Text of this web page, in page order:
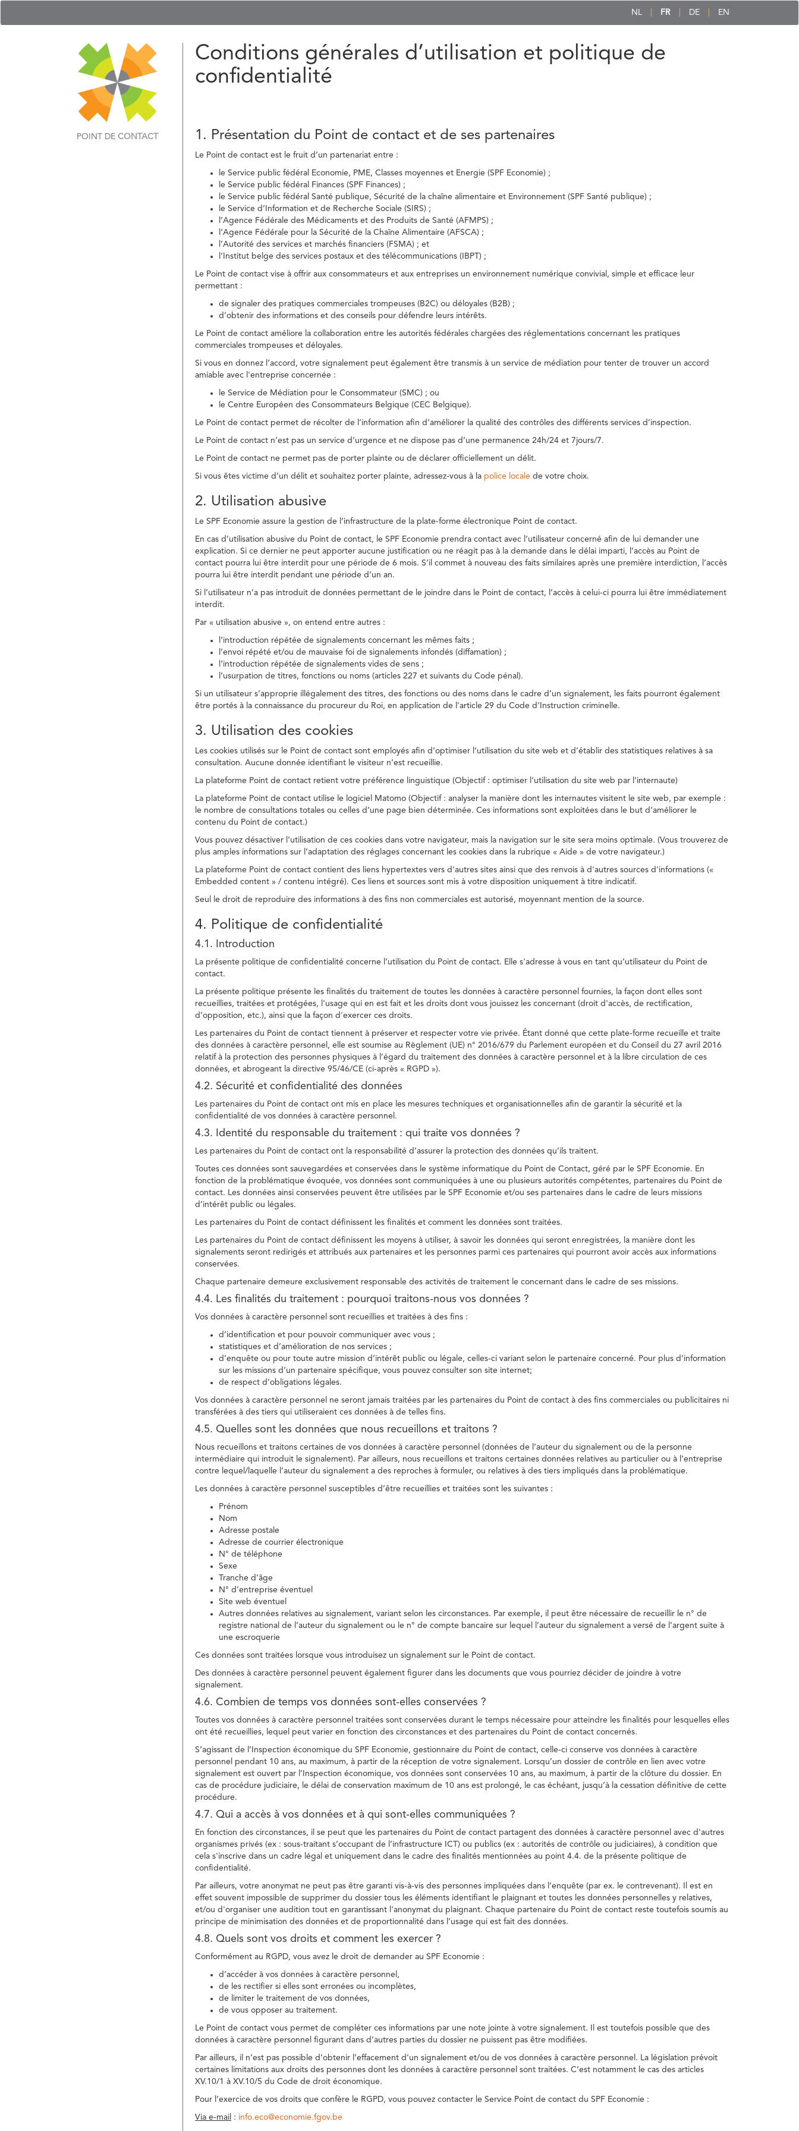
NL FR DE EN
POINT DE CONTACT
Conditions générales d’utilisation et politique de
confidentialité
1. Présentation du Point de contact et de ses partenaires
Le Point de contact est le fruit d’un partenariat entre :
le Service public fédéral Economie, PME, Classes moyennes et Energie (SPF Economie) ;
le Service public fédéral Finances (SPF Finances) ;
le Service public fédéral Santé publique, Sécurité de la chaîne alimentaire et Environnement (SPF Santé publique) ;
le Service d’Information et de Recherche Sociale (SIRS) ;
l’Agence Fédérale des Médicaments et des Produits de Santé (AFMPS) ;
l’Agence Fédérale pour la Sécurité de la Chaîne Alimentaire (AFSCA) ;
l’Autorité des services et marchés financiers (FSMA) ; et
l’Institut belge des services postaux et des télécommunications (IBPT) ;
Le Point de contact vise à offrir aux consommateurs et aux entreprises un environnement numérique convivial, simple et efficace leur
permettant :
de signaler des pratiques commerciales trompeuses (B2C) ou déloyales (B2B) ;
d’obtenir des informations et des conseils pour défendre leurs intérêts.
Le Point de contact améliore la collaboration entre les autorités fédérales chargées des réglementations concernant les pratiques
commerciales trompeuses et déloyales.
Si vous en donnez l’accord, votre signalement peut également être transmis à un service de médiation pour tenter de trouver un accord
amiable avec l'entreprise concernée :
le Service de Médiation pour le Consommateur (SMC) ; ou
le Centre Européen des Consommateurs Belgique (CEC Belgique).
Le Point de contact permet de récolter de l’information afin d’améliorer la qualité des contrôles des différents services d’inspection.
Le Point de contact n’est pas un service d’urgence et ne dispose pas d’une permanence 24h/24 et 7jours/7.
Le Point de contact ne permet pas de porter plainte ou de déclarer officiellement un délit.
Si vous êtes victime d’un délit et souhaitez porter plainte, adressez-vous à la police locale de votre choix.
2. Utilisation abusive
Le SPF Economie assure la gestion de l’infrastructure de la plate-forme électronique Point de contact.
En cas d’utilisation abusive du Point de contact, le SPF Economie prendra contact avec l’utilisateur concerné afin de lui demander une
explication. Si ce dernier ne peut apporter aucune justification ou ne réagit pas à la demande dans le délai imparti, l’accès au Point de
contact pourra lui être interdit pour une période de 6 mois. S’il commet à nouveau des faits similaires après une première interdiction, l’accès
pourra lui être interdit pendant une période d’un an.
Si l’utilisateur n’a pas introduit de données permettant de le joindre dans le Point de contact, l’accès à celui-ci pourra lui être immédiatement
interdit.
Par « utilisation abusive », on entend entre autres :
l’introduction répétée de signalements concernant les mêmes faits ;
l’envoi répété et/ou de mauvaise foi de signalements infondés (diffamation) ;
l’introduction répétée de signalements vides de sens ;
l’usurpation de titres, fonctions ou noms (articles 227 et suivants du Code pénal).
Si un utilisateur s’approprie illégalement des titres, des fonctions ou des noms dans le cadre d’un signalement, les faits pourront également
être portés à la connaissance du procureur du Roi, en application de l’article 29 du Code d’Instruction criminelle.
3. Utilisation des cookies
Les cookies utilisés sur le Point de contact sont employés afin d’optimiser l’utilisation du site web et d’établir des statistiques relatives à sa
consultation. Aucune donnée identifiant le visiteur n’est recueillie.
La plateforme Point de contact retient votre préférence linguistique (Objectif : optimiser l’utilisation du site web par l’internaute)
La plateforme Point de contact utilise le logiciel Matomo (Objectif : analyser la manière dont les internautes visitent le site web, par exemple :
le nombre de consultations totales ou celles d’une page bien déterminée. Ces informations sont exploitées dans le but d’améliorer le
contenu du Point de contact.)
Vous pouvez désactiver l’utilisation de ces cookies dans votre navigateur, mais la navigation sur le site sera moins optimale. (Vous trouverez de
plus amples informations sur l’adaptation des réglages concernant les cookies dans la rubrique « Aide » de votre navigateur.)
La plateforme Point de contact contient des liens hypertextes vers d'autres sites ainsi que des renvois à d'autres sources d'informations («
Embedded content » / contenu intégré). Ces liens et sources sont mis à votre disposition uniquement à titre indicatif.
Seul le droit de reproduire des informations à des fins non commerciales est autorisé, moyennant mention de la source.
4. Politique de confidentialité
4.1. Introduction
La présente politique de confidentialité concerne l’utilisation du Point de contact. Elle s'adresse à vous en tant qu’utilisateur du Point de
contact.
La présente politique présente les finalités du traitement de toutes les données à caractère personnel fournies, la façon dont elles sont
recueillies, traitées et protégées, l'usage qui en est fait et les droits dont vous jouissez les concernant (droit d'accès, de rectification,
d’opposition, etc.), ainsi que la façon d'exercer ces droits.
Les partenaires du Point de contact tiennent à préserver et respecter votre vie privée. Étant donné que cette plate-forme recueille et traite
des données à caractère personnel, elle est soumise au Règlement (UE) n° 2016/679 du Parlement européen et du Conseil du 27 avril 2016
relatif à la protection des personnes physiques à l’égard du traitement des données à caractère personnel et à la libre circulation de ces
données, et abrogeant la directive 95/46/CE (ci-après « RGPD »).
4.2. Sécurité et confidentialité des données
Les partenaires du Point de contact ont mis en place les mesures techniques et organisationnelles afin de garantir la sécurité et la
confidentialité de vos données à caractère personnel.
4.3. Identité du responsable du traitement : qui traite vos données ?
Les partenaires du Point de contact ont la responsabilité d’assurer la protection des données qu’ils traitent.
Toutes ces données sont sauvegardées et conservées dans le système informatique du Point de Contact, géré par le SPF Economie. En
fonction de la problématique évoquée, vos données sont communiquées à une ou plusieurs autorités compétentes, partenaires du Point de
contact. Les données ainsi conservées peuvent être utilisées par le SPF Economie et/ou ses partenaires dans le cadre de leurs missions
d’intérêt public ou légales.
Les partenaires du Point de contact définissent les finalités et comment les données sont traitées.
Les partenaires du Point de contact définissent les moyens à utiliser, à savoir les données qui seront enregistrées, la manière dont les
signalements seront redirigés et attribués aux partenaires et les personnes parmi ces partenaires qui pourront avoir accès aux informations
conservées.
Chaque partenaire demeure exclusivement responsable des activités de traitement le concernant dans le cadre de ses missions.
4.4. Les finalités du traitement : pourquoi traitons-nous vos données ?
Vos données à caractère personnel sont recueillies et traitées à des fins :
d’identification et pour pouvoir communiquer avec vous ;
statistiques et d’amélioration de nos services ;
d’enquête ou pour toute autre mission d’intérêt public ou légale, celles-ci variant selon le partenaire concerné. Pour plus d’information
sur les missions d’un partenaire spécifique, vous pouvez consulter son site internet;
de respect d’obligations légales.
Vos données à caractère personnel ne seront jamais traitées par les partenaires du Point de contact à des fins commerciales ou publicitaires ni
transférées à des tiers qui utiliseraient ces données à de telles fins.
4.5. Quelles sont les données que nous recueillons et traitons ?
Nous recueillons et traitons certaines de vos données à caractère personnel (données de l’auteur du signalement ou de la personne
intermédiaire qui introduit le signalement). Par ailleurs, nous recueillons et traitons certaines données relatives au particulier ou à l’entreprise
contre lequel/laquelle l’auteur du signalement a des reproches à formuler, ou relatives à des tiers impliqués dans la problématique.
Les données à caractère personnel susceptibles d’être recueillies et traitées sont les suivantes :
Prénom
Nom
Adresse postale
Adresse de courrier électronique
N° de téléphone
Sexe
Tranche d’âge
N° d’entreprise éventuel
Site web éventuel
Autres données relatives au signalement, variant selon les circonstances. Par exemple, il peut être nécessaire de recueillir le n° de
registre national de l’auteur du signalement ou le n° de compte bancaire sur lequel l’auteur du signalement a versé de l’argent suite à
une escroquerie
Ces données sont traitées lorsque vous introduisez un signalement sur le Point de contact.
Des données à caractère personnel peuvent également figurer dans les documents que vous pourriez décider de joindre à votre
signalement.
4.6. Combien de temps vos données sont-elles conservées ?
Toutes vos données à caractère personnel traitées sont conservées durant le temps nécessaire pour atteindre les finalités pour lesquelles elles
ont été recueillies, lequel peut varier en fonction des circonstances et des partenaires du Point de contact concernés.
S’agissant de l’Inspection économique du SPF Economie, gestionnaire du Point de contact, celle-ci conserve vos données à caractère
personnel pendant 10 ans, au maximum, à partir de la réception de votre signalement. Lorsqu’un dossier de contrôle en lien avec votre
signalement est ouvert par l’Inspection économique, vos données sont conservées 10 ans, au maximum, à partir de la clôture du dossier. En
cas de procédure judiciaire, le délai de conservation maximum de 10 ans est prolongé, le cas échéant, jusqu’à la cessation définitive de cette
procédure.
4.7. Qui a accès à vos données et à qui sont-elles communiquées ?
En fonction des circonstances, il se peut que les partenaires du Point de contact partagent des données à caractère personnel avec d'autres
organismes privés (ex : sous-traitant s’occupant de l’infrastructure ICT) ou publics (ex : autorités de contrôle ou judiciaires), à condition que
cela s'inscrive dans un cadre légal et uniquement dans le cadre des finalités mentionnées au point 4.4. de la présente politique de
confidentialité.
Par ailleurs, votre anonymat ne peut pas être garanti vis-à-vis des personnes impliquées dans l’enquête (par ex. le contrevenant). Il est en
effet souvent impossible de supprimer du dossier tous les éléments identifiant le plaignant et toutes les données personnelles y relatives,
et/ou d'organiser une audition tout en garantissant l'anonymat du plaignant. Chaque partenaire du Point de contact reste toutefois soumis au
principe de minimisation des données et de proportionnalité dans l’usage qui est fait des données.
4.8. Quels sont vos droits et comment les exercer ?
Conformément au RGPD, vous avez le droit de demander au SPF Economie :
d’accéder à vos données à caractère personnel,
de les rectifier si elles sont erronées ou incomplètes,
de limiter le traitement de vos données,
de vous opposer au traitement.
Le Point de contact vous permet de compléter ces informations par une note jointe à votre signalement. Il est toutefois possible que des
données à caractère personnel figurant dans d’autres parties du dossier ne puissent pas être modifiées.
Par ailleurs, il n’est pas possible d’obtenir l’effacement d’un signalement et/ou de vos données à caractère personnel. La législation prévoit
certaines limitations aux droits des personnes dont les données à caractère personnel sont traitées. C’est notamment le cas des articles
XV.10/1 à XV.10/5 du Code de droit économique.
Pour l’exercice de vos droits que confère le RGPD, vous pouvez contacter le Service Point de contact du SPF Economie :
Via e-mail : info.eco@economie.fgov.be